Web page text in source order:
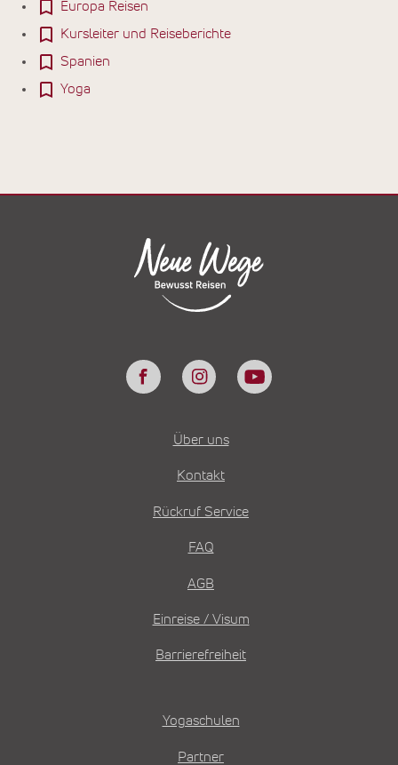
Europa Reisen
Kursleiter und Reiseberichte
Spanien
Yoga
Über uns
Kontakt
Rückruf Service
FAQ
AGB
Einreise / Visum
Barrierefreiheit
Yogaschulen
Partner